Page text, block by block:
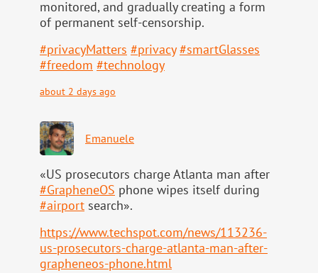
monitored, and gradually creating a form
of permanent self-censorship.
#privacyMatters #privacy #smartGlasses
#freedom #technology
about 2 days ago
Emanuele
«US prosecutors charge Atlanta man after
#GrapheneOS phone wipes itself during
#airport search».
https://www.techspot.com/news/113236-
us-prosecutors-charge-atlanta-man-after-
grapheneos-phone.html